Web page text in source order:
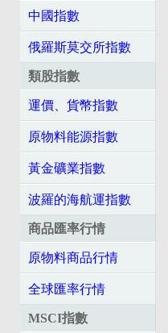
中國指數
俄羅斯莫交所指數
類股指數
運價、貨幣指數
原物料能源指數
黃金礦業指數
波羅的海航運指數
商品匯率行情
原物料商品行情
全球匯率行情
MSCI指數